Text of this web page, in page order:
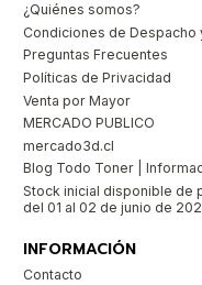
¿Quiénes somos?
Condiciones de Despacho
Preguntas Frecuentes
Políticas de Privacidad
Venta por Mayor
MERCADO PUBLICO
mercado3d.cl
Blog Todo Toner |
Stock inicial disponible de
del 01 al 02 de junio de
INFORMACIÓN
Contacto